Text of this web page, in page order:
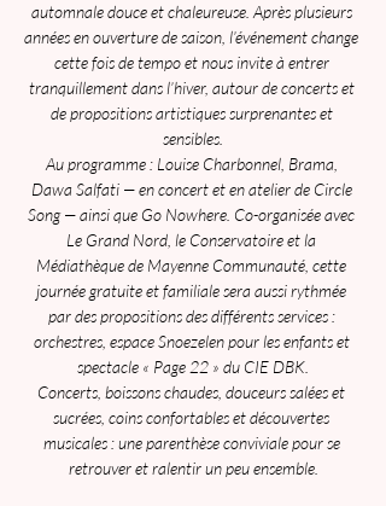
automnale douce et chaleureuse. Après plusieurs
années en ouverture de saison, l’événement change
cette fois de tempo et nous invite à entrer
tranquillement dans l’hiver, autour de concerts et
de propositions artistiques surprenantes et
sensibles.
Au programme : Louise Charbonnel, Brama,
Dawa Salfati — en concert et en atelier de Circle
Song — ainsi que Go Nowhere. Co-organisée avec
Le Grand Nord, le Conservatoire et la
Médiathèque de Mayenne Communauté, cette
journée gratuite et familiale sera aussi rythmée
par des propositions des différents services :
orchestres, espace Snoezelen pour les enfants et
spectacle « Page 22 » du CIE DBK.
Concerts, boissons chaudes, douceurs salées et
sucrées, coins confortables et découvertes
musicales : une parenthèse conviviale pour se
retrouver et ralentir un peu ensemble.